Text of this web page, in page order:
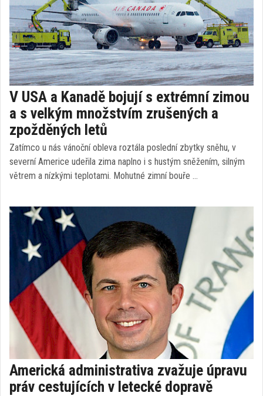
V USA a Kanadě bojují s extrémní zimou
a s velkým množstvím zrušených a
zpožděných letů
Zatímco u nás vánoční obleva roztála poslední zbytky sněhu, v
severní Americe udeřila zima naplno i s hustým sněžením, silným
větrem a nízkými teplotami. Mohutné zimní bouře …
Americká administrativa zvažuje úpravu
práv cestujících v letecké dopravě